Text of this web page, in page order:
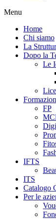
Menu
Home
Chi siamo
La
Dopo la
Le
FP
IFTS
ITS
Catalogo
Per le